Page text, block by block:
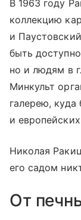
В 1963 году
коллекцию
и
быть
но и людям в
Минкульт
галерею, куда
и
Николая
его садом
От